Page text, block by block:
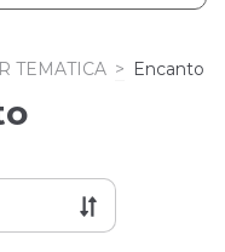
TEMATICA > Encanto